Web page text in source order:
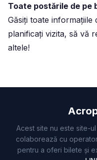
Toate postările de pe
Găsiți toate
planificați vizita, să vă
altele!
Acest site nu este site-
colaborează cu
pentru a oferi bilete și